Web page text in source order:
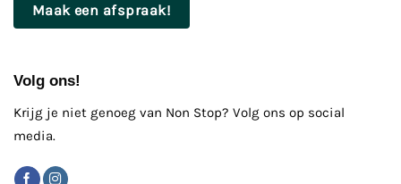
Maak een afspraak!
Volg ons!
Krijg je niet genoeg van Non Stop? Volg ons op social
media.